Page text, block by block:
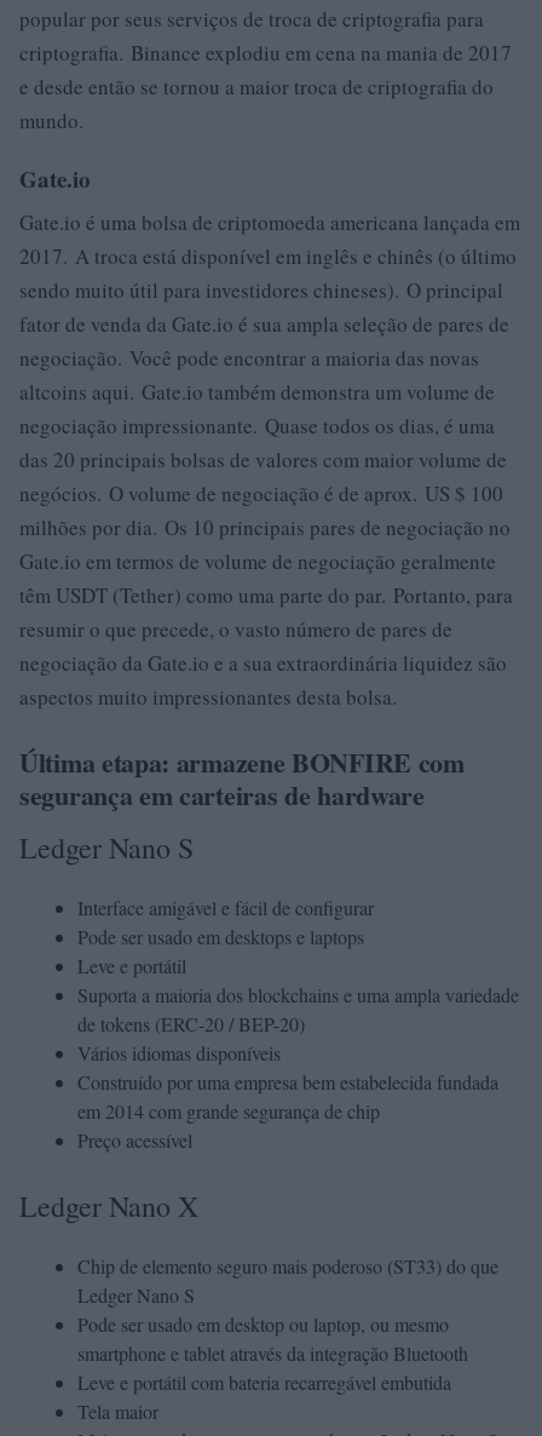
popular por seus serviços de troca de criptografia para
criptografia. Binance explodiu em cena na mania de 2017
e desde então se tornou a maior troca de criptografia do
mundo.
Gate.io
Gate.io é uma bolsa de criptomoeda americana lançada em
2017. A troca está disponível em inglês e chinês (o último
sendo muito útil para investidores chineses). O principal
fator de venda da Gate.io é sua ampla seleção de pares de
negociação. Você pode encontrar a maioria das novas
altcoins aqui. Gate.io também demonstra um volume de
negociação impressionante. Quase todos os dias, é uma
das 20 principais bolsas de valores com maior volume de
negócios. O volume de negociação é de aprox. US $ 100
milhões por dia. Os 10 principais pares de negociação no
Gate.io em termos de volume de negociação geralmente
têm USDT (Tether) como uma parte do par. Portanto, para
resumir o que precede, o vasto número de pares de
negociação da Gate.io e a sua extraordinária liquidez são
aspectos muito impressionantes desta bolsa.
Última etapa: armazene BONFIRE com
segurança em carteiras de hardware
Ledger Nano S
Interface amigável e fácil de configurar
Pode ser usado em desktops e laptops
Leve e portátil
Suporta a maioria dos blockchains e uma ampla variedade
de tokens (ERC-20 / BEP-20)
Vários idiomas disponíveis
Construído por uma empresa bem estabelecida fundada
em 2014 com grande segurança de chip
Preço acessível
Ledger Nano X
Chip de elemento seguro mais poderoso (ST33) do que
Ledger Nano S
Pode ser usado em desktop ou laptop, ou mesmo
smartphone e tablet através da integração Bluetooth
Leve e portátil com bateria recarregável embutida
Tela maior